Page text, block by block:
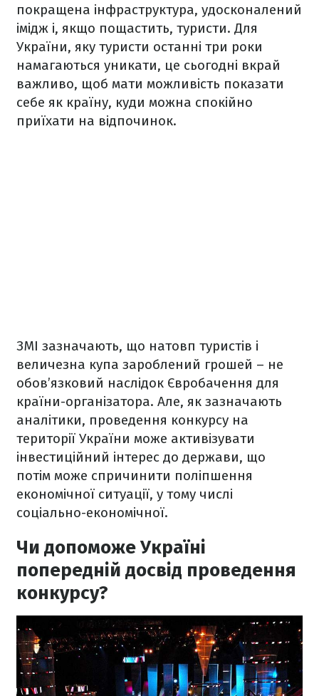
покращена інфраструктура, удосконалений
імідж і, якщо пощастить, туристи. Для
України, яку туристи останні три роки
намагаються уникати, це сьогодні вкрай
важливо, щоб мати можливість показати
себе як країну, куди можна спокійно
приїхати на відпочинок.
ЗМІ зазначають, що натовп туристів і
величезна купа зароблений грошей – не
обов’язковий наслідок Євробачення для
країни-організатора. Але, як зазначають
аналітики, проведення конкурсу на
території України може активізувати
інвестиційний інтерес до держави, що
потім може спричинити поліпшення
економічної ситуації, у тому числі
соціально-економічної.
Чи допоможе Україні
попередній досвід проведення
конкурсу?